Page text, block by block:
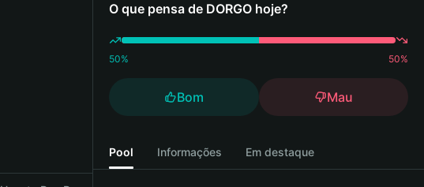
O que pensa de DORGO hoje?
50% 50%
Bom Mau
Pool Informações Em destaque